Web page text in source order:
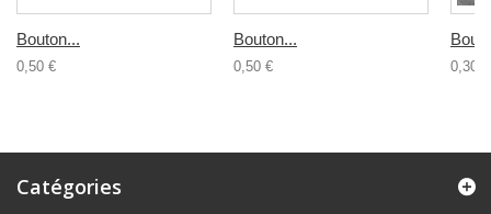
Bouton...
0,50 €
Bouton...
0,50 € 0,30 €
Catégories